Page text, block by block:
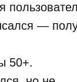
—
50+.